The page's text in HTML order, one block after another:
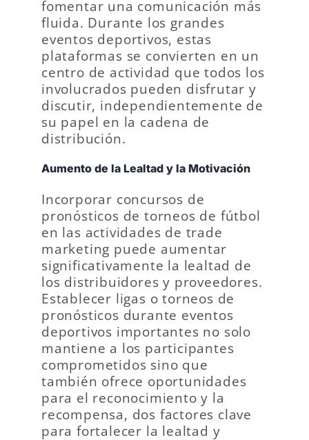
fomentar una comunicación más
fluida. Durante los grandes
eventos deportivos, estas
plataformas se convierten en un
centro de actividad que todos los
involucrados pueden disfrutar y
discutir, independientemente de
su papel en la cadena de
distribución.
Aumento de la Lealtad y la Motivación
Incorporar concursos de
pronósticos de torneos de fútbol
en las actividades de trade
marketing puede aumentar
significativamente la lealtad de
los distribuidores y proveedores.
Establecer ligas o torneos de
pronósticos durante eventos
deportivos importantes no solo
mantiene a los participantes
comprometidos sino que
también ofrece oportunidades
para el reconocimiento y la
recompensa, dos factores clave
para fortalecer la lealtad y